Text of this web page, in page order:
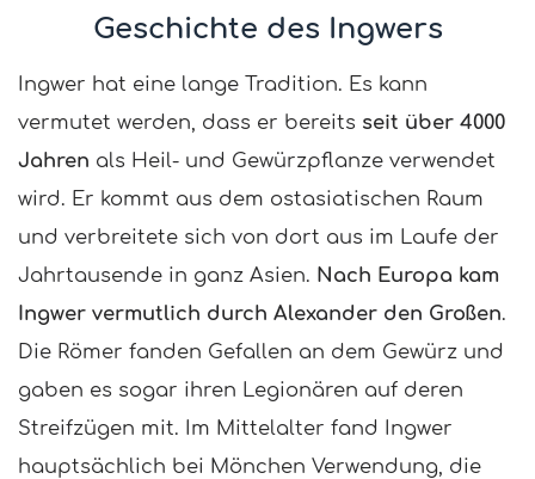
Geschichte des Ingwers
Ingwer hat eine lange Tradition. Es kann
vermutet werden, dass er bereits seit über 4000
Jahren als Heil- und Gewürzpflanze verwendet
wird. Er kommt aus dem ostasiatischen Raum
und verbreitete sich von dort aus im Laufe der
Jahrtausende in ganz Asien. Nach Europa kam
Ingwer vermutlich durch Alexander den Großen.
Die Römer fanden Gefallen an dem Gewürz und
gaben es sogar ihren Legionären auf deren
Streifzügen mit. Im Mittelalter fand Ingwer
hauptsächlich bei Mönchen Verwendung, die